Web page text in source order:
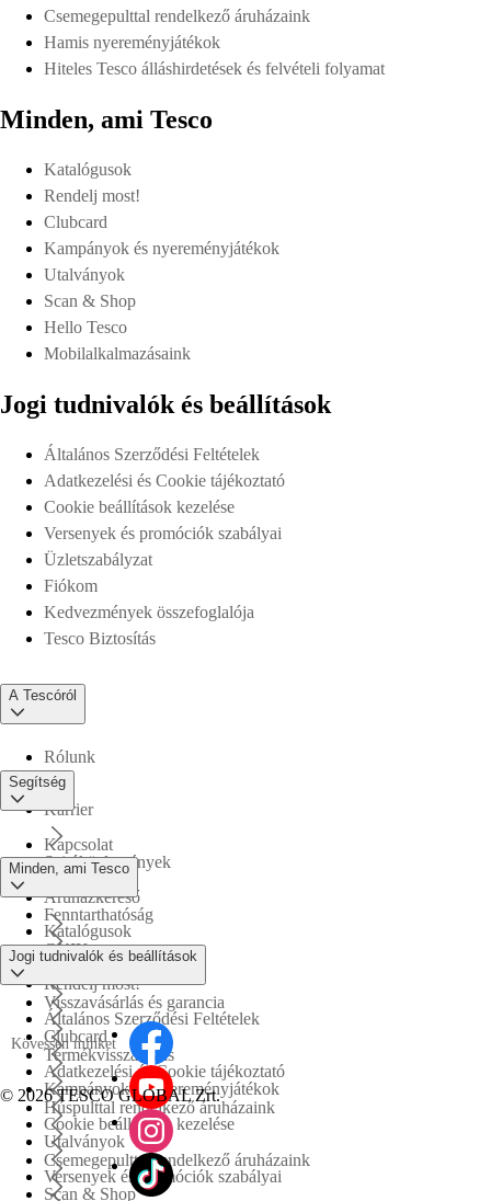
Csemegepulttal rendelkező áruházaink
Hamis nyereményjátékok
Hiteles Tesco álláshirdetések és felvételi folyamat
Minden, ami Tesco
Katalógusok
Rendelj most!
Clubcard
Kampányok és nyereményjátékok
Utalványok
Scan & Shop
Hello Tesco
Mobilalkalmazásaink
Jogi tudnivalók és beállítások
Általános Szerződési Feltételek
Adatkezelési és Cookie tájékoztató
Cookie beállítások kezelése
Versenyek és promóciók szabályai
Üzletszabályzat
Fiókom
Kedvezmények összefoglalója
Tesco Biztosítás
A Tescóról
Rólunk
Karrier
Sajtóközlemények
Fenntarthatóság
Tesco PLC
Segítség
Kapcsolat
Áruházkereső
GYIK
Visszavásárlás és garancia
Termékvisszahívás
Húspulttal rendelkező áruházaink
Csemegepulttal rendelkező áruházaink
Minden, ami Tesco
Katalógusok
Rendelj most!
Clubcard
Kampányok és nyereményjátékok
Utalványok
Scan & Shop
Jogi tudnivalók és beállítások
Általános Szerződési Feltételek
Adatkezelési és Cookie tájékoztató
Cookie beállítások kezelése
Versenyek és promóciók szabályai
Kövessen minket
© 2026 TESCO GLOBAL Zrt.